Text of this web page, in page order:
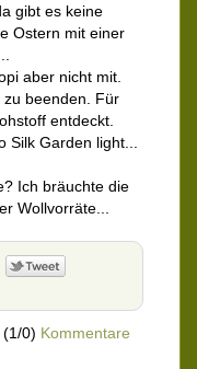
gibt es keine
Ostern mit einer
aber nicht mit.
zu beenden. Für
entdeckt.
Silk Garden light...
Ich bräuchte die
Wollvorräte...
(1/0) Kommentare